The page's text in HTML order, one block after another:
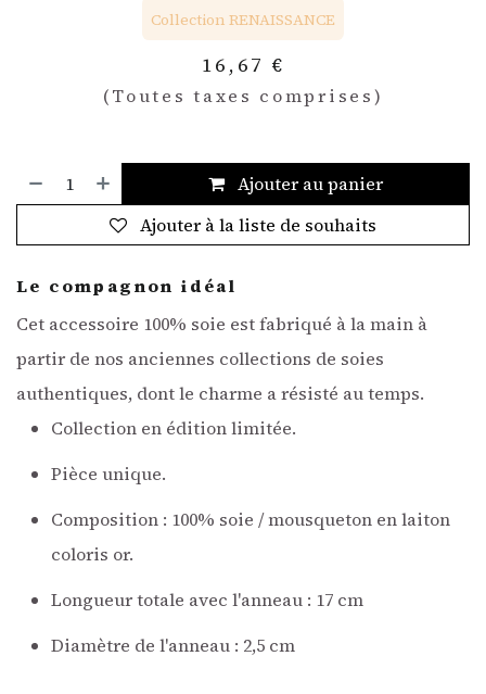
Collection RENAISSANCE
16,67 €
(Toutes taxes comprises)
Ajouter au panier
Ajouter à la liste de souhaits
Le compagnon idéal
Cet accessoire 100% soie est fabriqué à la main à
partir de nos anciennes collections de soies
authentiques, dont le charme a résisté au temps.
Collection en édition limitée.
Pièce unique.
Composition : 100% soie / mousqueton en laiton
coloris or.
Longueur totale avec l'anneau : 17 cm
Diamètre de l'anneau : 2,5 cm